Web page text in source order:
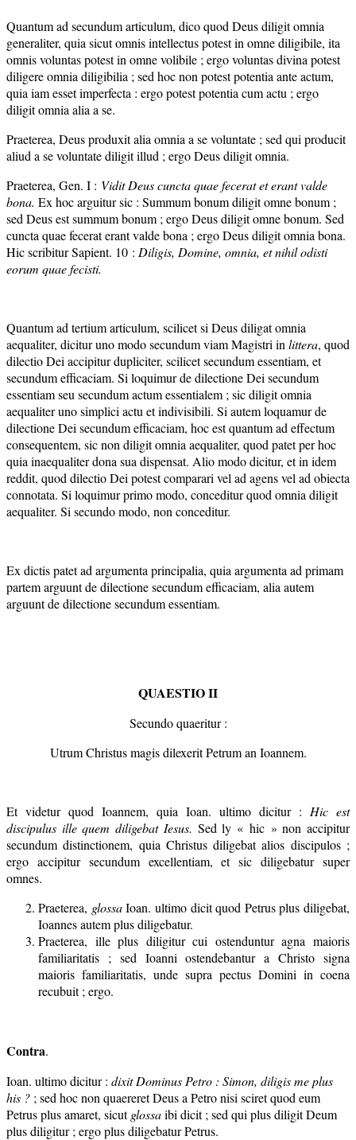
Quantum ad secundum articulum, dico quod Deus diligit omnia
generaliter, quia sicut omnis intellectus potest in omne diligibile, ita
omnis voluntas potest in omne volibile ; ergo voluntas divina potest
diligere omnia diligibilia ; sed hoc non potest potentia ante actum,
quia iam esset imperfecta : ergo potest potentia cum actu ; ergo
diligit omnia alia a se.
Praeterea, Deus produxit alia omnia a se voluntate ; sed qui producit
aliud a se voluntate diligit illud ; ergo Deus diligit omnia.
Praeterea, Gen. I : Vidit Deus cuncta quae fecerat et erant valde
bona. Ex hoc arguitur sic : Summum bonum diligit omne bonum ;
sed Deus est summum bonum ; ergo Deus diligit omne bonum. Sed
cuncta quae fecerat erant valde bona ; ergo Deus diligit omnia bona.
Hic scribitur Sapient. 10 : Diligis, Domine, omnia, et nihil odisti
eorum quae fecisti.
Quantum ad tertium articulum, scilicet si Deus diligat omnia
aequaliter, dicitur uno modo secundum viam Magistri in littera, quod
dilectio Dei accipitur dupliciter, scilicet secundum essentiam, et
secundum efficaciam. Si loquimur de dilectione Dei secundum
essentiam seu secundum actum essentialem ; sic diligit omnia
aequaliter uno simplici actu et indivisibili. Si autem loquamur de
dilectione Dei secundum efficaciam, hoc est quantum ad effectum
consequentem, sic non diligit omnia aequaliter, quod patet per hoc
quia inaequaliter dona sua dispensat. Alio modo dicitur, et in idem
reddit, quod dilectio Dei potest comparari vel ad agens vel ad obiecta
connotata. Si loquimur primo modo, conceditur quod omnia diligit
aequaliter. Si secundo modo, non conceditur.
Ex dictis patet ad argumenta principalia, quia argumenta ad primam
partem arguunt de dilectione secundum efficaciam, alia autem
arguunt de dilectione secundum essentiam.
QUAESTIO II
Secundo quaeritur :
Utrum Christus magis dilexerit Petrum an Ioannem.
Et videtur quod Ioannem, quia Ioan. ultimo dicitur : Hic est
discipulus ille quem diligebat Iesus. Sed ly « hic » non accipitur
secundum distinctionem, quia Christus diligebat alios discipulos ;
ergo accipitur secundum excellentiam, et sic diligebatur super
omnes.
Praeterea, glossaIoan. ultimo dicit quod Petrus plus diligebat,
Ioannes autem plus diligebatur.
Praeterea, ille plus diligitur cui ostenduntur agna maioris
familiaritatis ; sed Ioanni ostendebantur a Christo signa
maioris familiaritatis, unde supra pectus Domini in coena
recubuit ; ergo.
Contra.
Ioan. ultimo dicitur : dixit Dominus Petro : Simon, diligis me plus
his ? ; sed hoc non quaereret Deus a Petro nisi sciret quod eum
Petrus plus amaret, sicutglossaibi dicit ; sed qui plus diligit Deum
plus diligitur ; ergo plus diligebatur Petrus.